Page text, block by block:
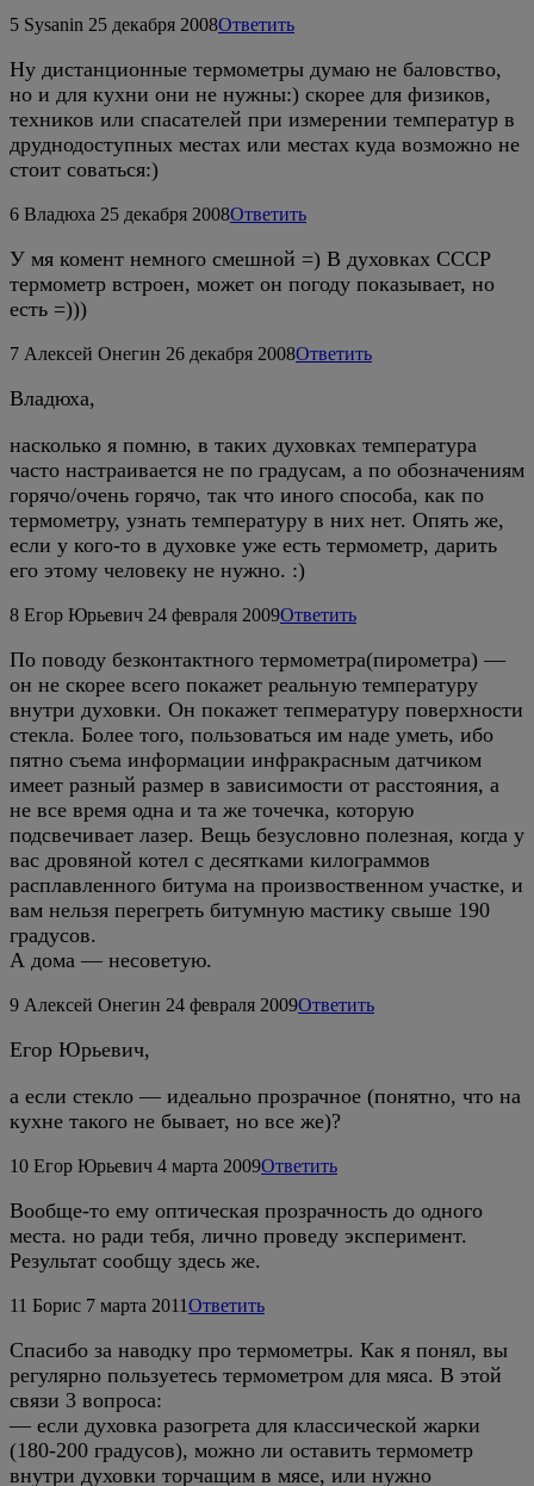
5 Sysanin 25 декабря 2008Ответить
Ну дистанционные термометры думаю не баловство,
но и для кухни они не нужны:) скорее для физиков,
техников или спасателей при измерении температур в
друднодоступных местах или местах куда возможно не
стоит соваться:)
6 Владюха 25 декабря 2008Ответить
У мя комент немного смешной =) В духовках СССР
термометр встроен, может он погоду показывает, но
есть =)))
7 Алексей Онегин 26 декабря 2008Ответить
Владюха,
насколько я помню, в таких духовках температура
часто настраивается не по градусам, а по обозначениям
горячо/очень горячо, так что иного способа, как по
термометру, узнать температуру в них нет. Опять же,
если у кого-то в духовке уже есть термометр, дарить
его этому человеку не нужно. :)
8 Егор Юрьевич 24 февраля 2009Ответить
По поводу безконтактного термометра(пирометра) —
он не скорее всего покажет реальную температуру
внутри духовки. Он покажет тепмературу поверхности
стекла. Более того, пользоваться им наде уметь, ибо
пятно съема информации инфракрасным датчиком
имеет разный размер в зависимости от расстояния, а
не все время одна и та же точечка, которую
подсвечивает лазер. Вещь безусловно полезная, когда у
вас дровяной котел с десятками килограммов
расплавленного битума на произвоственном участке, и
вам нельзя перегреть битумную мастику свыше 190
градусов.
А дома — несоветую.
9 Алексей Онегин 24 февраля 2009Ответить
Егор Юрьевич,
а если стекло — идеально прозрачное (понятно, что на
кухне такого не бывает, но все же)?
10 Егор Юрьевич 4 марта 2009Ответить
Вообще-то ему оптическая прозрачность до одного
места. но ради тебя, лично проведу эксперимент.
Результат сообщу здесь же.
11 Борис 7 марта 2011Ответить
Спасибо за наводку про термометры. Как я понял, вы
регулярно пользуетесь термометром для мяса. В этой
связи 3 вопроса:
— если духовка разогрета для классической жарки
(180-200 градусов), можно ли оставить термометр
внутри духовки торчащим в мясе, или нужно